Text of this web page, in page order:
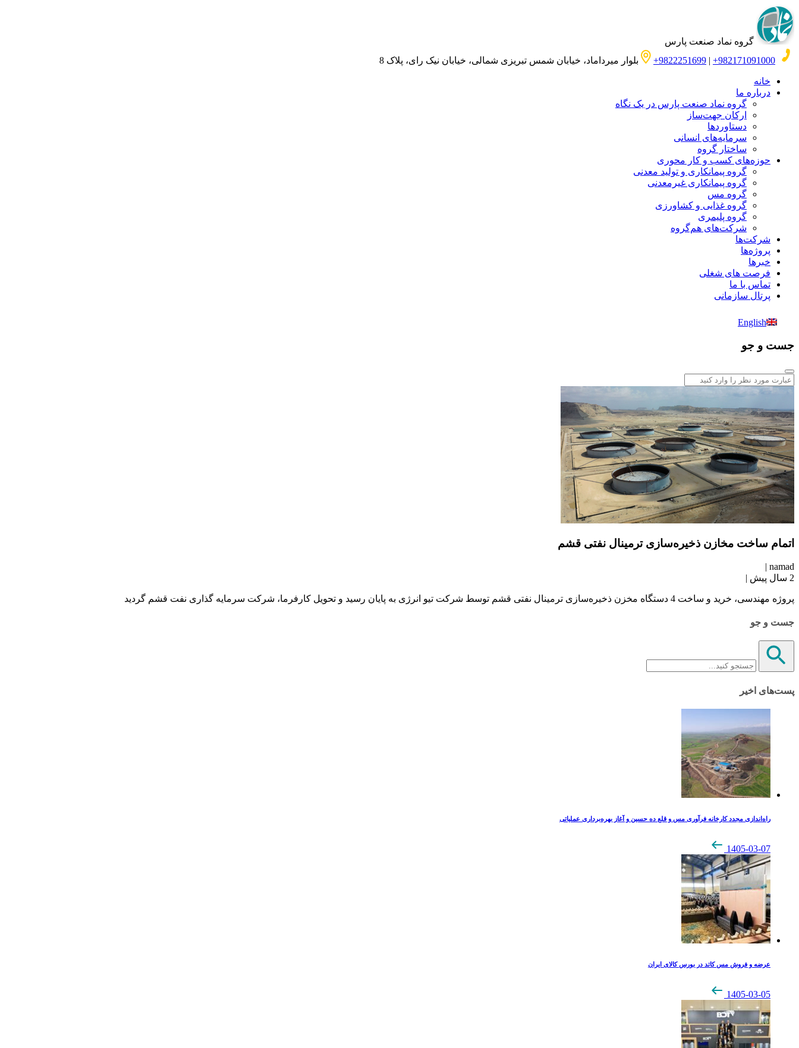
گروه نماد صنعت پارس
982171091000+
|
9822251699+ بلوار میرداماد، خیابان شمس تبریزی شمالی، خیابان نیک رای، پلاک 8
خانه
درباره ما
گروه نماد صنعت پارس در یک نگاه
ارکان جهت‌ساز
دستاوردها
سرمایه‌های انسانی
ساختار گروه
حوزه‌های کسب‌ و‌ کار محوری
گروه پیمانکاری و تولید معدنی
گروه پیمانکاری غیرمعدنی
گروه مس
گروه غذایی و کشاورزی
گروه پلیمری
شرکت‌های هم‌گروه
شرکت‌ها
پروژه‌ها
خبرها
فرصت های شغلی
تماس با ما
پرتال سازمانی
English
جست و جو
اتمام ساخت مخازن ذخیره‌سازی ترمینال نفتی قشم
namad
|
2 سال پیش
|
پروژه مهندسی، خرید و ساخت 4 دستگاه مخزن ذخیره‌سازی ترمینال نفتی قشم توسط شرکت تیو انرژی به پایان رسید و تحویل کارفرما، شرکت سرمایه گذاری نفت قشم گردید
جست و جو
پست‌های اخیر
راه‌اندازی مجدد کارخانه فرآوری مس و قلع ده حسین و آغاز بهره‌برداری عملیاتی
1405-03-07
عرضه و فروش مس کاتد در بورس کالای ایران
1405-03-05